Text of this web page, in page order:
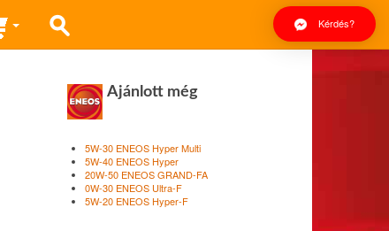
Kérdés?
Ajánlott még
5W-30 ENEOS Hyper Multi
5W-40 ENEOS Hyper
20W-50 ENEOS GRAND-FA
0W-30 ENEOS Ultra-F
5W-20 ENEOS Hyper-F